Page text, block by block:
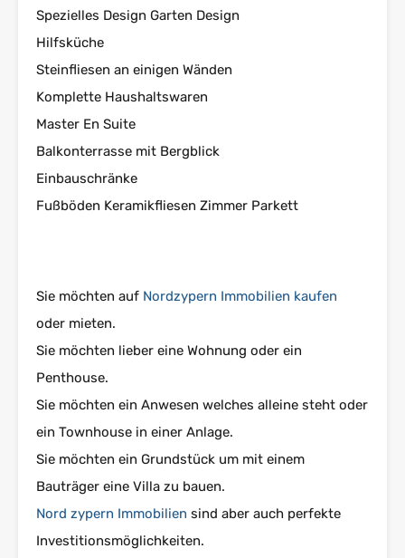
Spezielles Design Garten Design
Hilfsküche
Steinfliesen an einigen Wänden
Komplette Haushaltswaren
Master En Suite
Balkonterrasse mit Bergblick
Einbauschränke
Fußböden Keramikfliesen Zimmer Parkett
Sie möchten auf Nordzypern Immobilien kaufen
oder mieten.
Sie möchten lieber eine Wohnung oder ein
Penthouse.
Sie möchten ein Anwesen welches alleine steht oder
ein Townhouse in einer Anlage.
Sie möchten ein Grundstück um mit einem
Bauträger eine Villa zu bauen.
Nord zypern Immobilien sind aber auch perfekte
Investitionsmöglichkeiten.